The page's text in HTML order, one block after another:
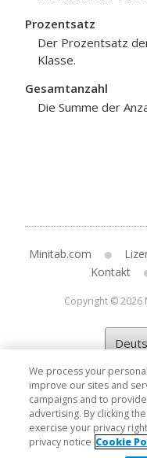
Prozentsatz
Der Prozentsatz
Klasse.
Gesamtanzahl
Die Summe der
Minitab.com
Kontakt
Copyright © 2026
We process your
improve our sites and
campaigns and to
advertising. By clicking
exercise your privacy
privacy notice Cookie